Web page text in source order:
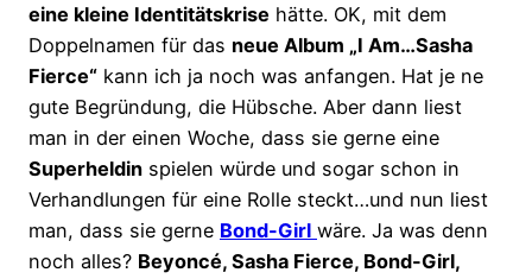
eine kleine Identitätskrise hätte. OK, mit dem
Doppelnamen für das neue Album „I Am…Sasha
Fierce“ kann ich ja noch was anfangen. Hat je ne
gute Begründung, die Hübsche. Aber dann liest
man in der einen Woche, dass sie gerne eine
Superheldin spielen würde und sogar schon in
Verhandlungen für eine Rolle steckt…und nun liest
man, dass sie gerne Bond-Girl wäre. Ja was denn
noch alles? Beyoncé, Sasha Fierce, Bond-Girl,